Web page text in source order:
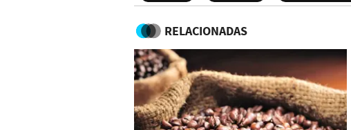
RELACIONADAS